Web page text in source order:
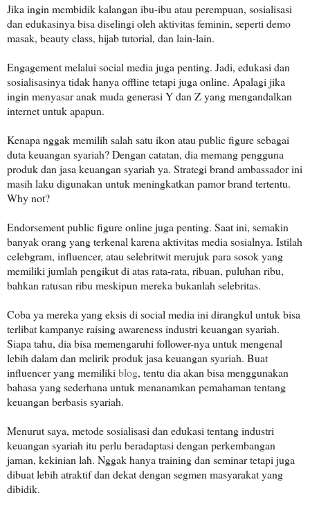
Jika ingin membidik kalangan ibu-ibu atau perempuan, sosialisasi
dan edukasinya bisa diselingi oleh aktivitas feminin, seperti demo
masak, beauty class, hijab tutorial, dan lain-lain.
Engagement melalui social media juga penting. Jadi, edukasi dan
sosialisasinya tidak hanya offline tetapi juga online. Apalagi jika
ingin menyasar anak muda generasi Y dan Z yang mengandalkan
internet untuk apapun.
Kenapa nggak memilih salah satu ikon atau public figure sebagai
duta keuangan syariah? Dengan catatan, dia memang pengguna
produk dan jasa keuangan syariah ya. Strategi brand ambassador ini
masih laku digunakan untuk meningkatkan pamor brand tertentu.
Why not?
Endorsement public figure online juga penting. Saat ini, semakin
banyak orang yang terkenal karena aktivitas media sosialnya. Istilah
celebgram, influencer, atau selebritwit merujuk para sosok yang
memiliki jumlah pengikut di atas rata-rata, ribuan, puluhan ribu,
bahkan ratusan ribu meskipun mereka bukanlah selebritas.
Coba ya mereka yang eksis di social media ini dirangkul untuk bisa
terlibat kampanye raising awareness industri keuangan syariah.
Siapa tahu, dia bisa memengaruhi follower-nya untuk mengenal
lebih dalam dan melirik produk jasa keuangan syariah. Buat
influencer yang memiliki blog, tentu dia akan bisa menggunakan
bahasa yang sederhana untuk menanamkan pemahaman tentang
keuangan berbasis syariah.
Menurut saya, metode sosialisasi dan edukasi tentang industri
keuangan syariah itu perlu beradaptasi dengan perkembangan
jaman, kekinian lah. Nggak hanya training dan seminar tetapi juga
dibuat lebih atraktif dan dekat dengan segmen masyarakat yang
dibidik.